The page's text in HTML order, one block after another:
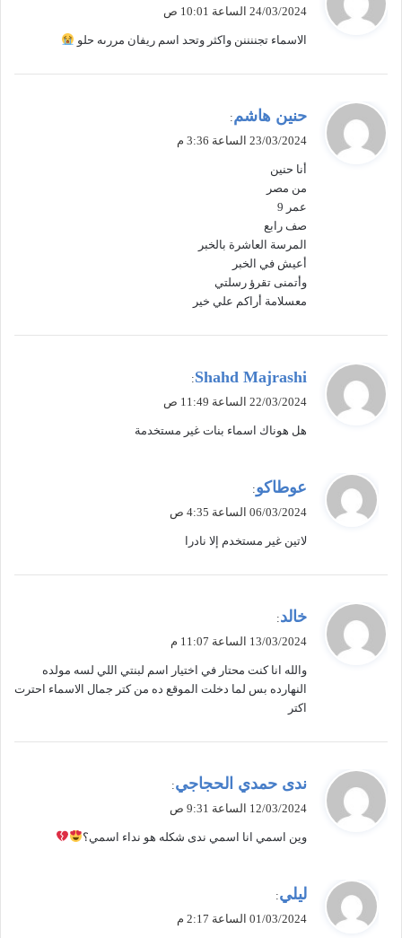
ل
24/03/2024 الساعة 10:01 ص
الاسماء تجننننن واكثر وتحد اسم ريفان مررىه حلو
ي
ل
حنين هاشم :
23/03/2024 الساعة 3:36 م
أنا حنين
من مصر
عمر 9
صف رابع
المرسة العاشرة بالخبر
أعيش في الخبر
وأتمنى تقرؤ رسلتي
معسلامة أراكم علي خير
ي
ل
Shahd Majrashi
:
22/03/2024 الساعة 11:49 ص
هل هوناك اسماء بنات غير مستخدمة
ي
ل
عوطاكو:
06/03/2024 الساعة 4:35 ص
لاتين غير مستخدم إلا نادرا
ي
ل
خالد:
13/03/2024 الساعة 11:07 م
والله انا كنت محتار في اختيار اسم لبنتي اللي لسه مولده
النهارده بس لما دخلت الموقع ده من كتر جمال الاسماء احترت
اكتر
ي
ل
ندى حمدي الحجاجي:
12/03/2024 الساعة 9:31 ص
وين اسمي انا اسمي ندى شكله هو نداء اسمي؟
يليلي:
01/03/2024 الساعة 2:17 م